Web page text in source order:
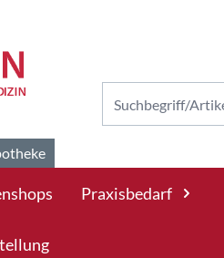
Praxisbedarf